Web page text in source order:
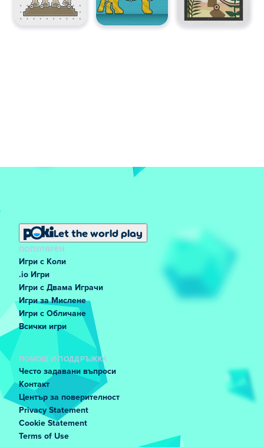
Let the world play
ПОПУЛЯРЕН
Игри с Коли
.io Игри
Игри с Двама Играчи
Игри за Мислене
Игри с Обличане
Всички игри
ПОМОЩ И ПОДДРЪЖКА
Често задавани въпроси
Контакт
Център за поверителност
Privacy Statement
Cookie Statement
Terms of Use